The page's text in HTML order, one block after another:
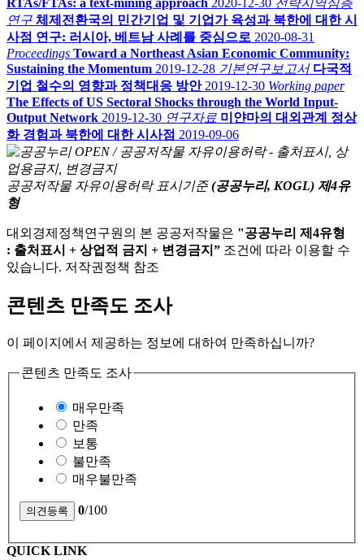
연구 체제전환국의 민간기업 및 기업가 육성과 북한에 대한 시
사점 연구: 러시아, 베트남 사례를 중심으로 2020-08-31
Proceedings Toward a Northeast Asian Economic Community:
Sustaining the Momentum 2019-12-28 기본연구보고서 다국적
기업 철수의 영향과 정책대응 방안 2019-12-30 Working paper
The Effects of US Sectoral Shocks through the World Input-
Output Network 2019-12-30 연구자료 미얀마의 대외관계 정상
화 경험과 북한에 대한 시사점 2019-09-06
공공저작물 자유이용허락 표시기준 (공공누리, KOGL) 제4유
형
대외경제정책연구원의 본 공공저작물은 "공공누리 제4유형
: 출처표시 + 상업적 금지 + 변경금지” 조건에 따라 이용할 수
있습니다. 저작권정책 참조
콘텐츠 만족도 조사
이 페이지에서 제공하는 정보에 대하여 만족하십니까?
콘텐츠 만족도 조사
매우만족
만족
보통
불만족
매우불만족
0/100
QUICK LINK